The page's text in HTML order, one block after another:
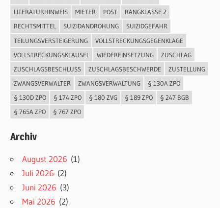
LITERATURHINWEIS
MIETER POST
RANGKLASSE 2
RECHTSMITTEL
SUIZIDANDROHUNG
SUIZIDGEFAHR
TEILUNGSVERSTEIGERUNG
VOLLSTRECKUNGSGEGENKLAGE
VOLLSTRECKUNGSKLAUSEL
WIEDEREINSETZUNG
ZUSCHLAG
ZUSCHLAGSBESCHLUSS
ZUSCHLAGSBESCHWERDE
ZUSTELLUNG
ZWANGSVERWALTER
ZWANGSVERWALTUNG
§ 130A ZPO
§ 130D ZPO
§ 174 ZPO § 180 ZVG § 189 ZPO
§ 247 BGB
§ 765A ZPO
§ 767 ZPO
Archiv
August 2026 (1)
Juli 2026 (2)
Juni 2026 (3)
Mai 2026 (2)